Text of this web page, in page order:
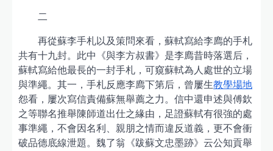
二
再從蘇李手札以及策問來看，蘇軾寫給李廌的手札
共有十九封。此中《與李方叔書》是李廌昔時落選后，
蘇軾寫給他最長的一封手札，可窺蘇軾為人處世的立場
與準繩。其一，手札反應李廌下第后，曾屢生教學場地
怨看，屢次寫信責備蘇無舉薦之力。信中還申述與傅欽
之等聯名推舉陳師道出仕之緣由，足證蘇軾有很強的處
事準繩，不會因名利、親朋之情而違反道義，更不會衝
破品德底線泄題。魏了翁《跋蘇文忠墨跡》云公知貢舉